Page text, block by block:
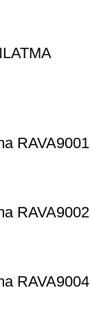
RAVA9001
RAVA9002
RAVA9004